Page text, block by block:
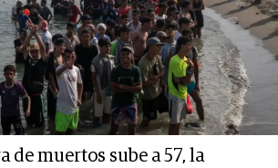
de muertos sube a 57, la